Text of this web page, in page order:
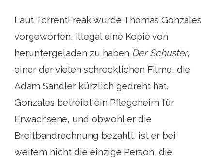
Laut TorrentFreak wurde Thomas Gonzales
vorgeworfen, illegal eine Kopie von
heruntergeladen zu haben Der Schuster,
einer der vielen schrecklichen Filme, die
Adam Sandler kürzlich gedreht hat.
Gonzales betreibt ein Pflegeheim für
Erwachsene, und obwohl er die
Breitbandrechnung bezahlt, ist er bei
weitem nicht die einzige Person, die